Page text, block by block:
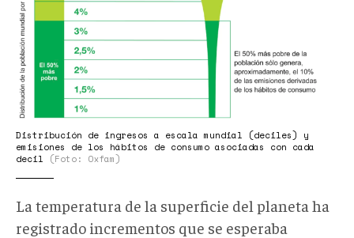
09-
08-
a-
les-
16.14.04.png
Distribución de ingresos a escala mundial (deciles) y
emisiones de los hábitos de consumo asociadas con cada
decil
(Foto: Oxfam)
La temperatura de la superficie del planeta ha
registrado incrementos que se esperaba